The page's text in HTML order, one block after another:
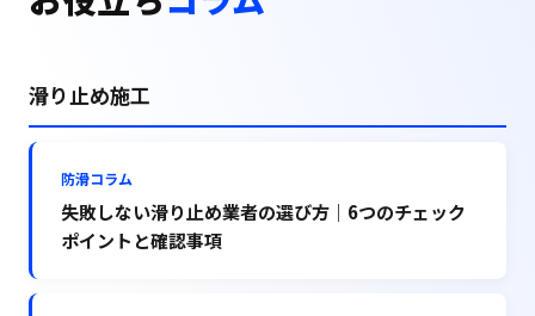
滑り止め施工
防滑コラム
失敗しない滑り止め業者の選び方｜6つのチェック
ポイントと確認事項